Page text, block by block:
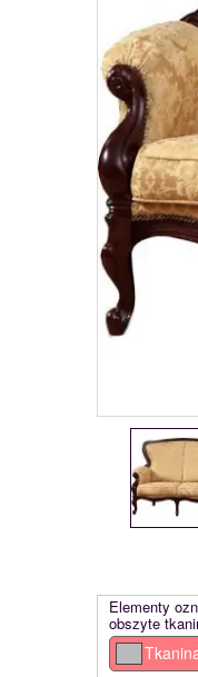
Elementy
obszyte